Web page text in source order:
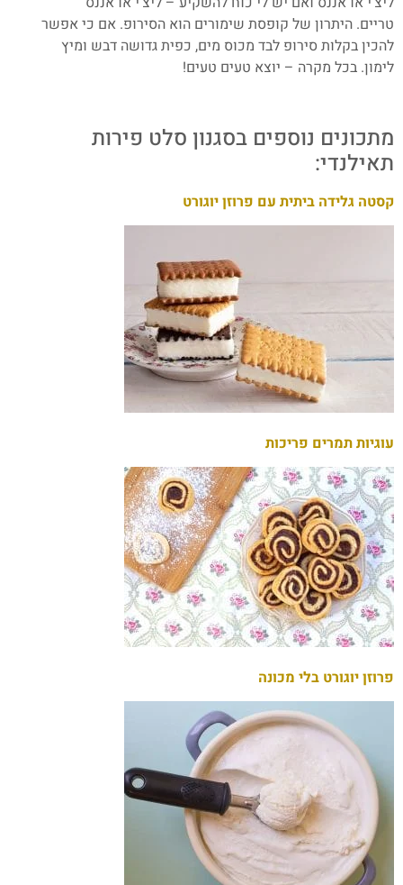
טריים. היתרון של קופסת שימורים הוא הסירופ. אם כי אפשר
להכין בקלות סירופ לבד מכוס מים, כפית גדושה דבש ומיץ
לימון. בכל מקרה – יוצא טעים טעים!
מתכונים נוספים בסגנון סלט פירות
תאילנדי:
קסטה גלידה ביתית עם פרוזן יוגורט
עוגיות תמרים פריכות
פרוזן יוגורט בלי מכונה